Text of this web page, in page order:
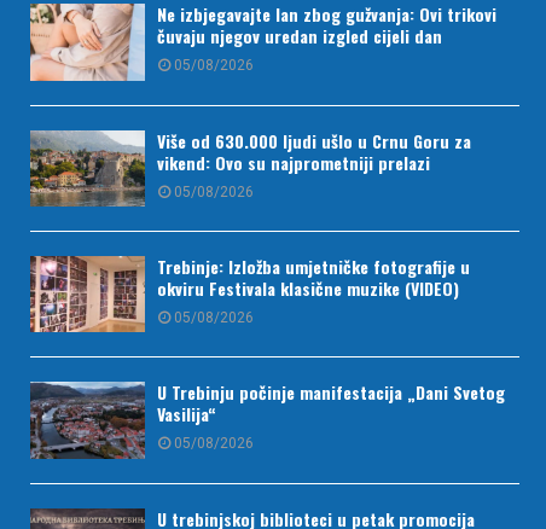
Ne izbjegavajte lan zbog gužvanja: Ovi trikovi
čuvaju njegov uredan izgled cijeli dan
05/08/2026
Više od 630.000 ljudi ušlo u Crnu Goru za
vikend: Ovo su najprometniji prelazi
05/08/2026
Trebinje: Izložba umjetničke fotografije u
okviru Festivala klasične muzike (VIDEO)
05/08/2026
U Trebinju počinje manifestacija „Dani Svetog
Vasilija“
05/08/2026
U trebinjskoj biblioteci u petak promocija